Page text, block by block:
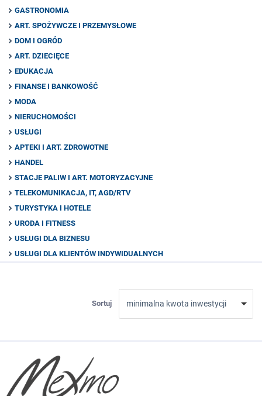
GASTRONOMIA
ART. SPOŻYWCZE I PRZEMYSŁOWE
DOM I OGRÓD
ART. DZIECIĘCE
EDUKACJA
FINANSE I BANKOWOŚĆ
MODA
NIERUCHOMOŚCI
USŁUGI
APTEKI I ART. ZDROWOTNE
HANDEL
STACJE PALIW I ART. MOTORYZACYJNE
TELEKOMUNIKACJA, IT, AGD/RTV
TURYSTYKA I HOTELE
URODA I FITNESS
USŁUGI DLA BIZNESU
USŁUGI DLA KLIENTÓW INDYWIDUALNYCH
Sortuj minimalna kwota inwestycji